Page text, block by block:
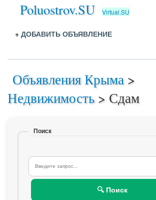
Poluostrov.SU Virtual.SU
+ ДОБАВИТЬ ОБЪЯВЛЕНИЕ
Объявления Крыма >
Недвижимость> Сдам
Поиск
🔍 Поиск